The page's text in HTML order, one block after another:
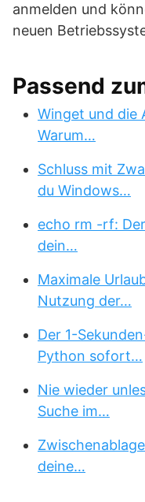
anmelden und
neuen
Passend
Winget und die
Warum…
Schluss mit
du Windows…
echo rm -rf:
dein…
Maximale
Nutzung der…
Der 1-
Python sofort…
Nie wieder
Suche im…
deine…